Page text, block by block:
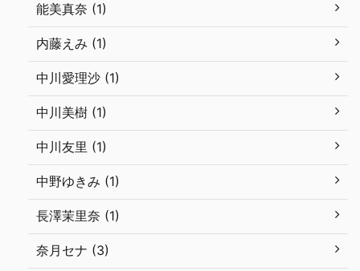
能美真奈 (1)
内藤えみ (1)
中川愛理沙 (1)
中川美樹 (1)
中川友里 (1)
中野ゆきみ (1)
長澤茉里奈 (1)
奈月セナ (3)